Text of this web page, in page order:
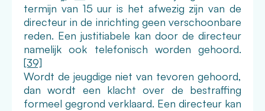
termijn van 15 uur is het afwezig zijn van de
directeur in de inrichting geen verschoonbare
reden. Een justitiabele kan door de directeur
namelijk ook telefonisch worden gehoord.
[39]
Wordt de jeugdige niet van tevoren gehoord,
dan wordt een klacht over de bestraffing
formeel gegrond verklaard. Een directeur kan